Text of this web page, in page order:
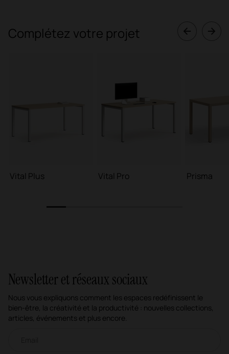
Complétez votre projet
Vital Plus Vital Pro Prisma
Newsletter et réseaux sociaux
Nous vous expliquons comment les espaces redéfinissent le
bien-être, la créativité et la productivité : nouvelles collections,
articles, événements et plus encore.